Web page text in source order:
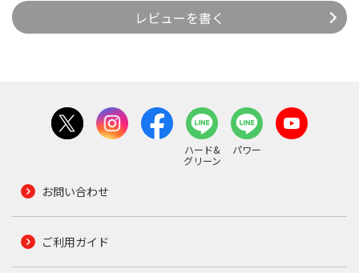
レビューを書く
ハード&
グリーン
パワー
お問い合わせ
ご利用ガイド